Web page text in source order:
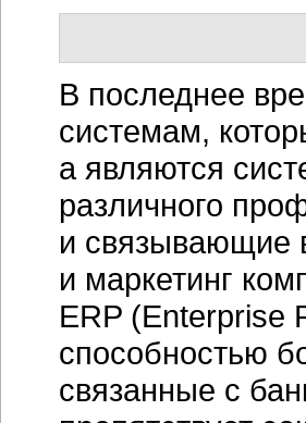
В последнее
системам,
а являются
различного
и связывающие
и маркетинг
ERP (Enterprise
способностью
связанные с